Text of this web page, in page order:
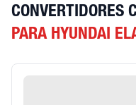
CONVERTIDORES
PARA HYUNDAI